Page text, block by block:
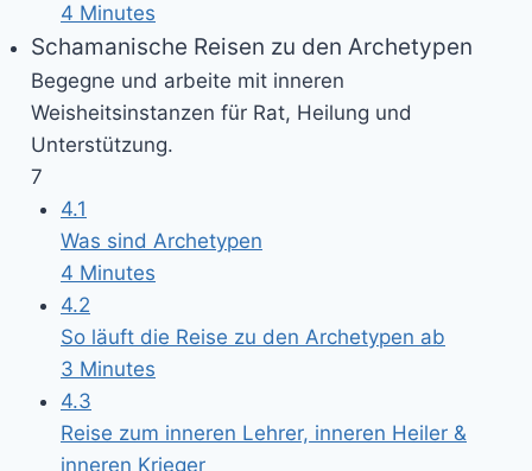
4 Minutes
Schamanische Reisen zu den Archetypen
Begegne und arbeite mit inneren
Weisheitsinstanzen für Rat, Heilung und
Unterstützung.
7
4.1
Was sind Archetypen
4 Minutes
4.2
So läuft die Reise zu den Archetypen ab
3 Minutes
4.3
Reise zum inneren Lehrer, inneren Heiler &
inneren Krieger